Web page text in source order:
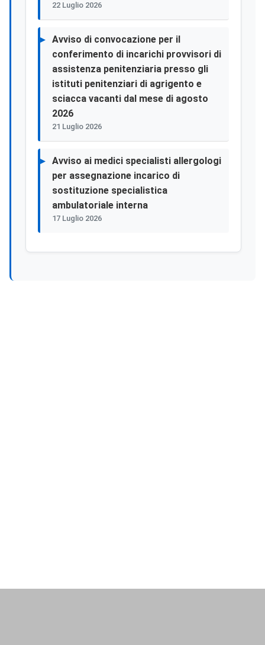
22 Luglio 2026
Avviso di convocazione per il
conferimento di incarichi provvisori di
assistenza penitenziaria presso gli
istituti penitenziari di agrigento e
sciacca vacanti dal mese di agosto
2026
21 Luglio 2026
Avviso ai medici specialisti allergologi
per assegnazione incarico di
sostituzione specialistica
ambulatoriale interna
17 Luglio 2026